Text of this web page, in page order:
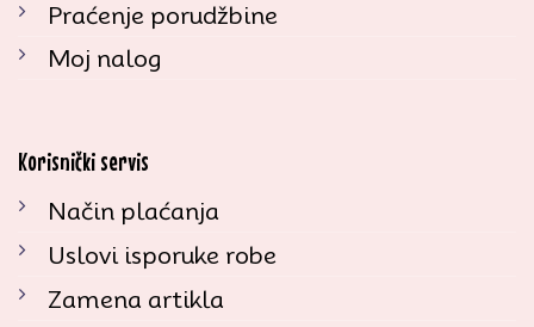
Praćenje porudžbine
Moj nalog
Korisnički servis
Način plaćanja
Uslovi isporuke robe
Zamena artikla